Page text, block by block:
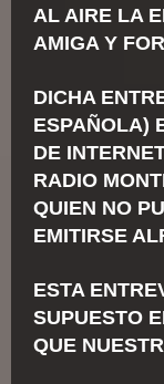
AL AIRE LA
AMIGA Y
DICHA
ESPAÑOLA)
DE
RADIO
QUIEN NO
EMITIRSE
ESTA
SUPUESTO
QUE